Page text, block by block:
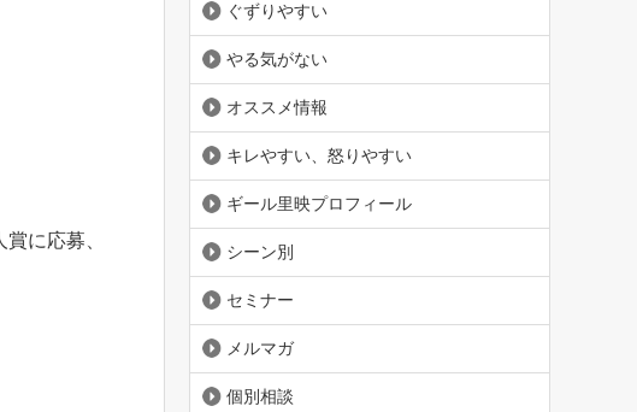
に応募、
ぐずりやすい
やる気がない
オススメ情報
キレやすい、怒りやすい
ギール里映プロフィール
シーン別
セミナー
メルマガ
個別相談